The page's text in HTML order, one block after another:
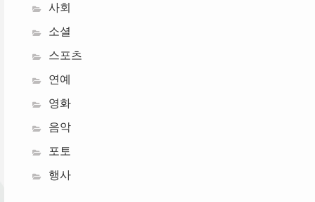
사회
소셜
스포츠
연예
영화
음악
포토
행사